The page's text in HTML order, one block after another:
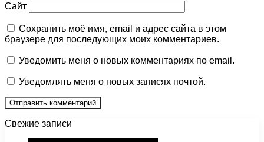
Сайт
Сохранить моё имя, email и адрес сайта в этом
браузере для последующих моих комментариев.
Уведомить меня о новых комментариях по email.
Уведомлять меня о новых записях почтой.
Свежие записи